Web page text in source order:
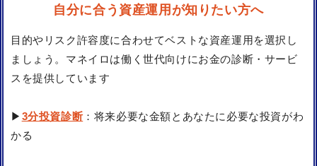
自分に合う資産運用が知りたい方へ
目的やリスク許容度に合わせてベストな資産運用を選択し
ましょう。マネイロは働く世代向けにお金の診断・サービ
スを提供しています
▶ 3分投資診断：将来必要な金額とあなたに必要な投資がわ
かる